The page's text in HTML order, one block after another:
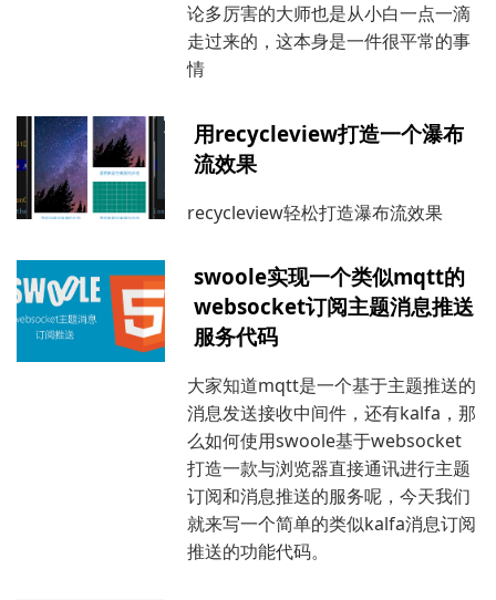
论多厉害的大师也是从小白一点一滴
走过来的，这本身是一件很平常的事
情
用recycleview打造一个瀑布
流效果
recycleview轻松打造瀑布流效果
swoole实现一个类似mqtt的
websocket订阅主题消息推送
服务代码
大家知道mqtt是一个基于主题推送的
消息发送接收中间件，还有kalfa，那
么如何使用swoole基于websocket
打造一款与浏览器直接通讯进行主题
订阅和消息推送的服务呢，今天我们
就来写一个简单的类似kalfa消息订阅
推送的功能代码。